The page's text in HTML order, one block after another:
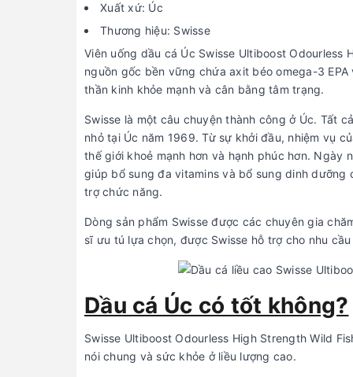
Xuất xứ: Úc
Thương hiệu: Swisse
Viên uống dầu cá Úc Swisse Ultiboost
nguồn gốc bền vững chứa axit béo omega-3
thần kinh khỏe mạnh và cân bằng tâm trạng.
Swisse là một câu chuyện thành công ở Úc. Tất
nhỏ tại Úc năm 1969. Từ sự khởi đầu, nhiệm vụ
thế giới khoẻ mạnh hơn và hạnh phúc hơn. Ngày
giúp bổ sung đa vitamins và bổ sung dinh
trợ chức năng.
Dòng sản phẩm Swisse được các chuyên gia
sĩ ưu tú lựa chọn, được Swisse hỗ trợ cho nhu
Dầu cá Úc có tốt không?
Swisse Ultiboost Odourless High Strength Wild
nói chung và sức khỏe ở liều lượng cao.